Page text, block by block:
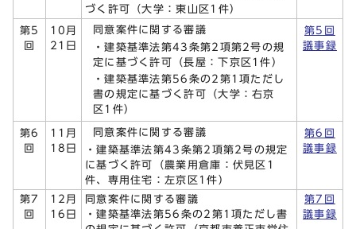
づく許可（大学：東山区1件）
第5
回
10月
21日
同意案件に関する審議
・建築基準法第43条第2項第2号の規
定に基づく許可（長屋：下京区1件）
・建築基準法第56条の2第1項ただし
書の規定に基づく許可（大学：右京
区1件）
第5回
議事録
第6
回
11月
18日
同意案件に関する審議
・建築基準法第43条第2項第2号の規定
に基づく許可（農業用倉庫：伏見区1
件、専用住宅：左京区1件）
第6回
議事録
第7
回
12月
16日
同意案件に関する審議
・建築基準法第56条の2第1項ただし書
第7回
議事録